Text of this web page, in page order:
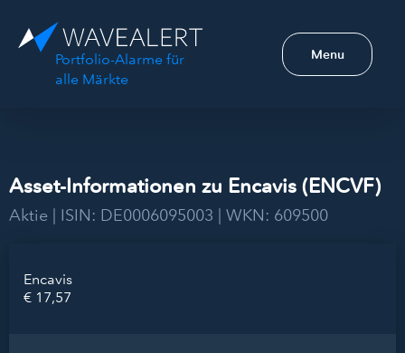
Portfolio-Alarme für
alle Märkte
Menu
Asset-Informationen zu Encavis (ENCVF)
Aktie | ISIN: DE0006095003 | WKN: 609500
Encavis
€ 17,57